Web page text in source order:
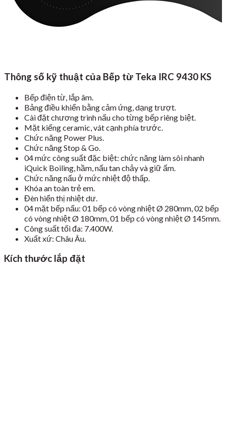
Thông số kỹ thuật của Bếp từ Teka IRC 9430 KS
Bếp điện từ, lắp âm.
Bảng điều khiển bằng cảm ứng, dạng trượt.
Cài đặt chương trình nấu cho từng bếp riêng biệt.
Mặt kiếng ceramic, vát cạnh phía trước.
Chức năng Power Plus.
Chức năng Stop & Go.
04 mức công suất đặc biệt: chức năng làm sôi nhanh
iQuick Boiling, hầm, nấu tan chảy và giữ ấm.
Chức năng nấu ở mức nhiệt độ thấp.
Khóa an toàn trẻ em.
Đèn hiển thị nhiệt dư.
04 mặt bếp nấu: 01 bếp có vòng nhiệt Ø 280mm, 02 bếp
có vòng nhiệt Ø 180mm, 01 bếp có vòng nhiệt Ø 145mm.
Công suất tối đa: 7.400W.
Xuất xứ: Châu Âu.
Kích thước lắp đặt